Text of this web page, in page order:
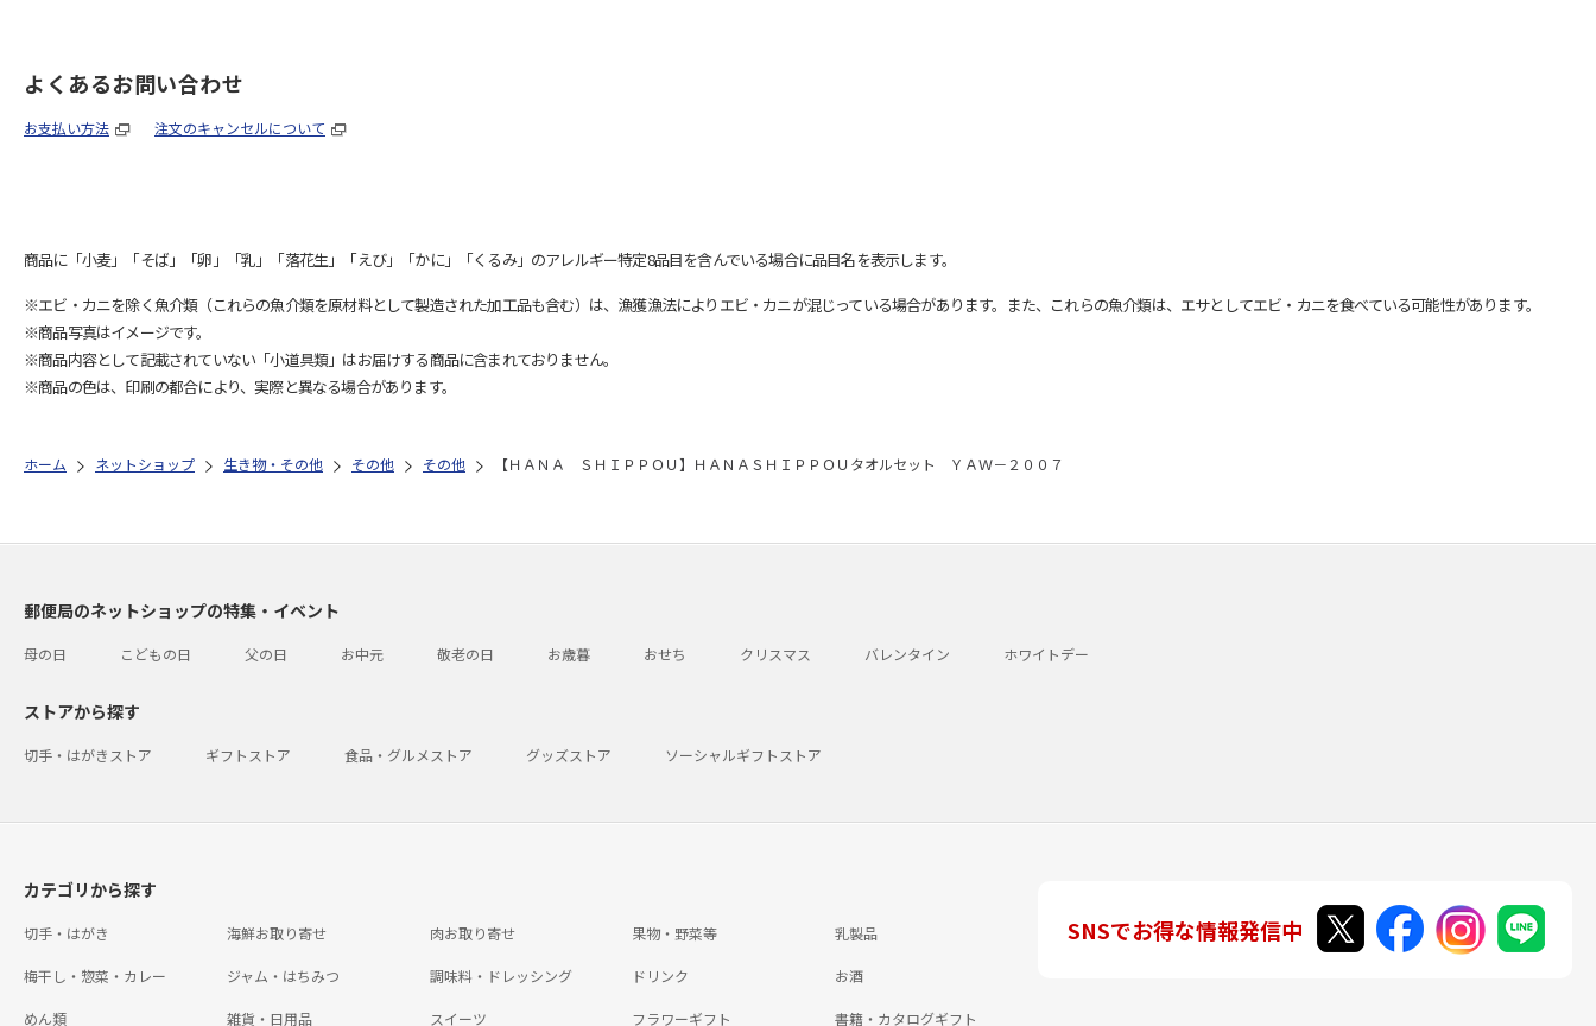
よくあるお問い合わせ
お支払い方法 注文のキャンセルについて
商品に「小麦」「そば」「卵」「乳」「落花生」「えび」「かに」「くるみ」のアレルギー特定8品目を含んでいる場合に品目名を表示します。
※エビ・カニを除く魚介類（これらの魚介類を原材料として製造された加工品も含む）は、漁獲漁法によりエビ・カニが混じっている場合があります。また、これらの魚介類は、エサとしてエビ・カニを食べている可能性があります。
※商品写真はイメージです。
※商品内容として記載されていない「小道具類」はお届けする商品に含まれておりません。
※商品の色は、印刷の都合により、実際と異なる場合があります。
ホーム ネットショップ 生き物・その他 その他 その他 【ＨＡＮＡ ＳＨＩＰＰＯＵ】ＨＡＮＡＳＨＩＰＰＯＵタオルセット ＹＡＷ－２００７
郵便局のネットショップの特集・イベント
母の日 こどもの日 父の日 お中元 敬老の日 お歳暮 おせち クリスマス バレンタイン ホワイトデー
ストアから探す
切手・はがきストア ギフトストア 食品・グルメストア グッズストア ソーシャルギフトストア
カテゴリから探す
切手・はがき 海鮮お取り寄せ 肉お取り寄せ 果物・野菜等 乳製品
梅干し・惣菜・カレー ジャム・はちみつ 調味料・ドレッシング ドリンク お酒
めん類 雑貨・日用品 スイーツ フラワーギフト 書籍・カタログギフト
SNSでお得な情報発信中